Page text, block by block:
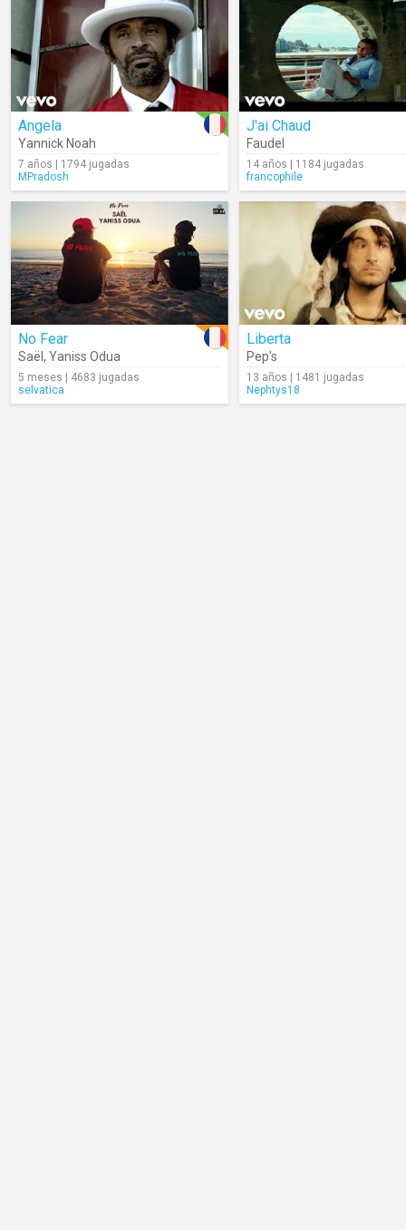
Angela
Yannick Noah
7 años | 1794 jugadas
MPradosh
J'ai Chaud
Faudel
14 años | 1184 jugadas
francophile
No Fear
Saël , Yaniss Odua
5 meses | 4683 jugadas
selvatica
Liberta
Pep's
13 años | 1481 jugadas
Nephtys18